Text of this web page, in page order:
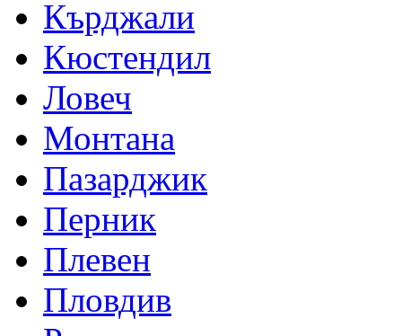
Кърджали
Кюстендил
Ловеч
Монтана
Пазарджик
Перник
Плевен
Пловдив